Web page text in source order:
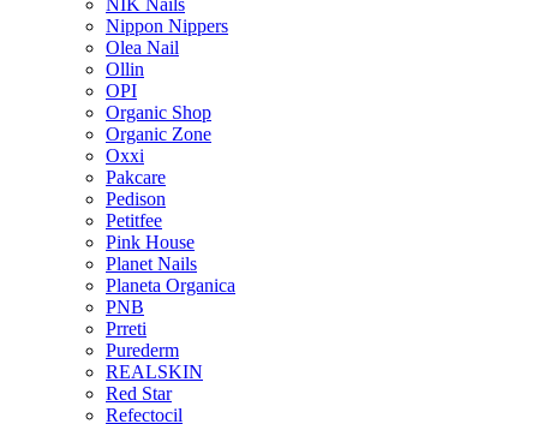
NIK Nails
Nippon Nippers
Olea Nail
Ollin
OPI
Organic Shop
Organic Zone
Oxxi
Pakcare
Pedison
Petitfee
Pink House
Planet Nails
Planeta Organica
PNB
Prreti
Purederm
REALSKIN
Red Star
Refectocil